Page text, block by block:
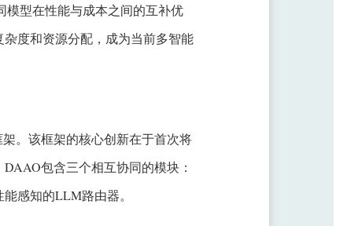
模型在性能与成本之间的互补优
度和资源分配，成为当前多智能
。该框架的核心创新在于首次将
包含三个相互协同的模块：
感知的LLM路由器。